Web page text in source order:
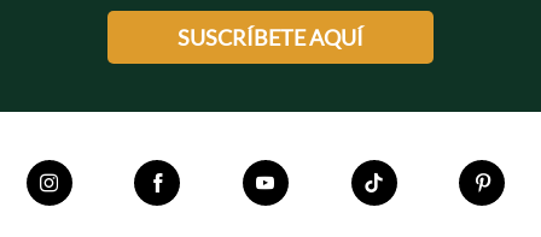
SUSCRÍBETE AQUÍ